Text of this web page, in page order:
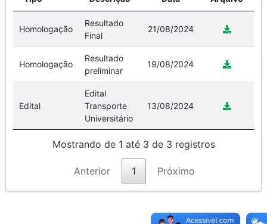
Homologação
Resultado
Final
21/08/2024
Homologação
Resultado
preliminar
19/08/2024
Edital
Edital
Transporte
Universitário
13/08/2024
Mostrando de 1 até 3 de 3 registros
Anterior 1 Próximo